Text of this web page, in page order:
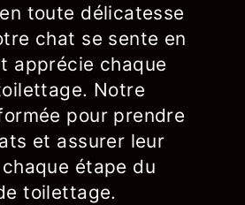
toute délicatesse
chat se sente en
apprécie chaque
Notre
pour prendre
et assurer leur
étape du
toilettage.